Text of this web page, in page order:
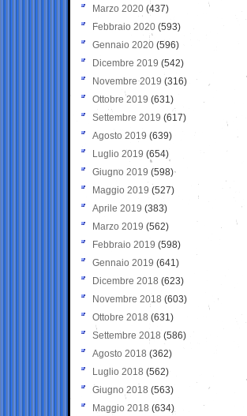
Marzo 2020 (437)
Febbraio 2020 (593)
Gennaio 2020 (596)
Dicembre 2019 (542)
Novembre 2019 (316)
Ottobre 2019 (631)
Settembre 2019 (617)
Agosto 2019 (639)
Luglio 2019 (654)
Giugno 2019 (598)
Maggio 2019 (527)
Aprile 2019 (383)
Marzo 2019 (562)
Febbraio 2019 (598)
Gennaio 2019 (641)
Dicembre 2018 (623)
Novembre 2018 (603)
Ottobre 2018 (631)
Settembre 2018 (586)
Agosto 2018 (362)
Luglio 2018 (562)
Giugno 2018 (563)
Maggio 2018 (634)